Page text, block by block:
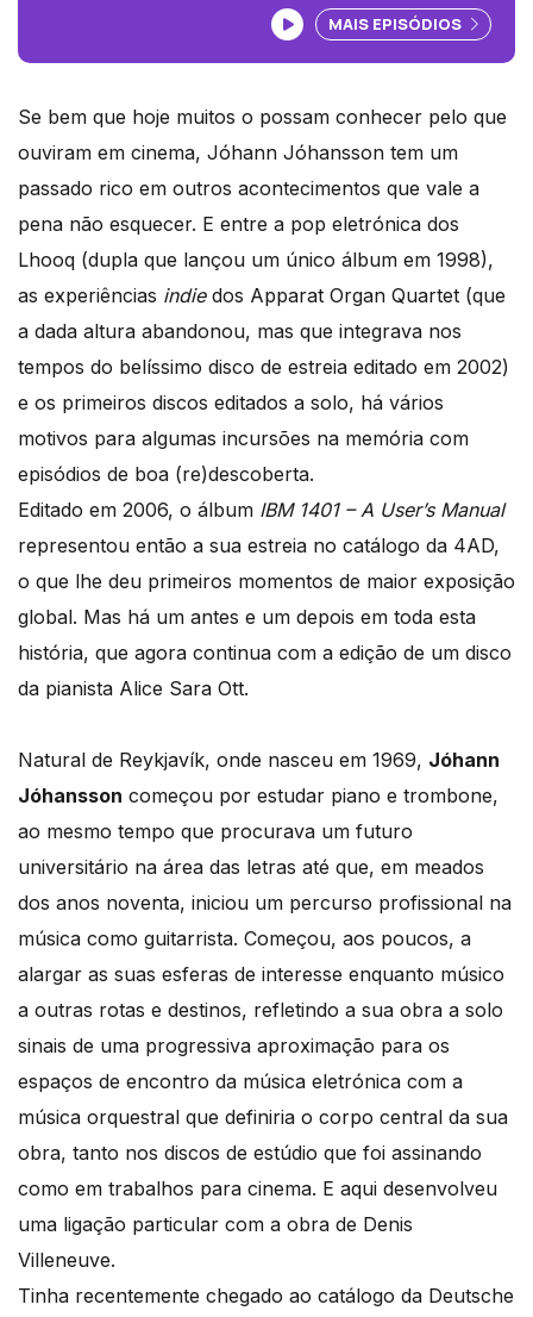
Ouvir podcast
MAIS EPISÓDIOS
Se bem que hoje muitos o possam conhecer pelo que
ouviram em cinema, Jóhann Jóhansson tem um
passado rico em outros acontecimentos que vale a
pena não esquecer. E entre a pop eletrónica dos
Lhooq (dupla que lançou um único álbum em 1998),
as experiências indiedos Apparat Organ Quartet (que
a dada altura abandonou, mas que integrava nos
tempos do belíssimo disco de estreia editado em 2002)
e os primeiros discos editados a solo, há vários
motivos para algumas incursões na memória com
episódios de boa (re)descoberta.
Editado em 2006, o álbum IBM 1401 – A User’s Manual
representou então a sua estreia no catálogo da 4AD,
o que lhe deu primeiros momentos de maior exposição
global. Mas há um antes e um depois em toda esta
história, que agora continua com a edição de um disco
da pianista Alice Sara Ott.
Natural de Reykjavík, onde nasceu em 1969, Jóhann
Jóhansson começou por estudar piano e trombone,
ao mesmo tempo que procurava um futuro
universitário na área das letras até que, em meados
dos anos noventa, iniciou um percurso profissional na
música como guitarrista. Começou, aos poucos, a
alargar as suas esferas de interesse enquanto músico
a outras rotas e destinos, refletindo a sua obra a solo
sinais de uma progressiva aproximação para os
espaços de encontro da música eletrónica com a
música orquestral que definiria o corpo central da sua
obra, tanto nos discos de estúdio que foi assinando
como em trabalhos para cinema. E aqui desenvolveu
uma ligação particular com a obra de Denis
Villeneuve.
Tinha recentemente chegado ao catálogo da Deutsche